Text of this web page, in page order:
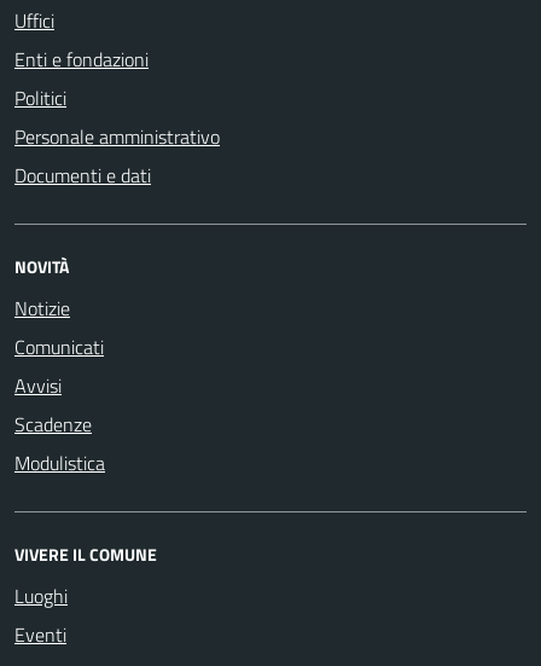
Uffici
Enti e fondazioni
Politici
Personale amministrativo
Documenti e dati
NOVITÀ
Notizie
Comunicati
Avvisi
Scadenze
Modulistica
VIVERE IL COMUNE
Luoghi
Eventi